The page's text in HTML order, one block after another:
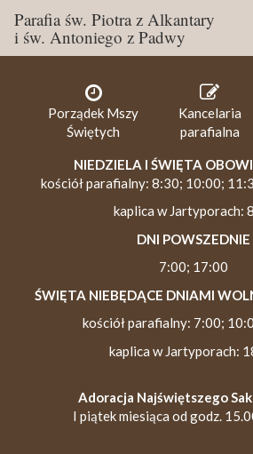
Parafia św. Piotra z Alkantary
i św. Antoniego z Padwy
Porządek Mszy
Świętych
Kancelaria
parafialna
NIEDZIELA I ŚWIĘTA
kościół parafialny: 8:30; 10:00;
kaplica w Jartyporach:
DNI POWSZEDNIE
7:00; 17:00
ŚWIĘTA NIEBĘDĄCE DNIAMI
kościół parafialny: 7:00;
kaplica w Jartyporach:
Adoracja Najświętszego
I piątek miesiąca od godz.